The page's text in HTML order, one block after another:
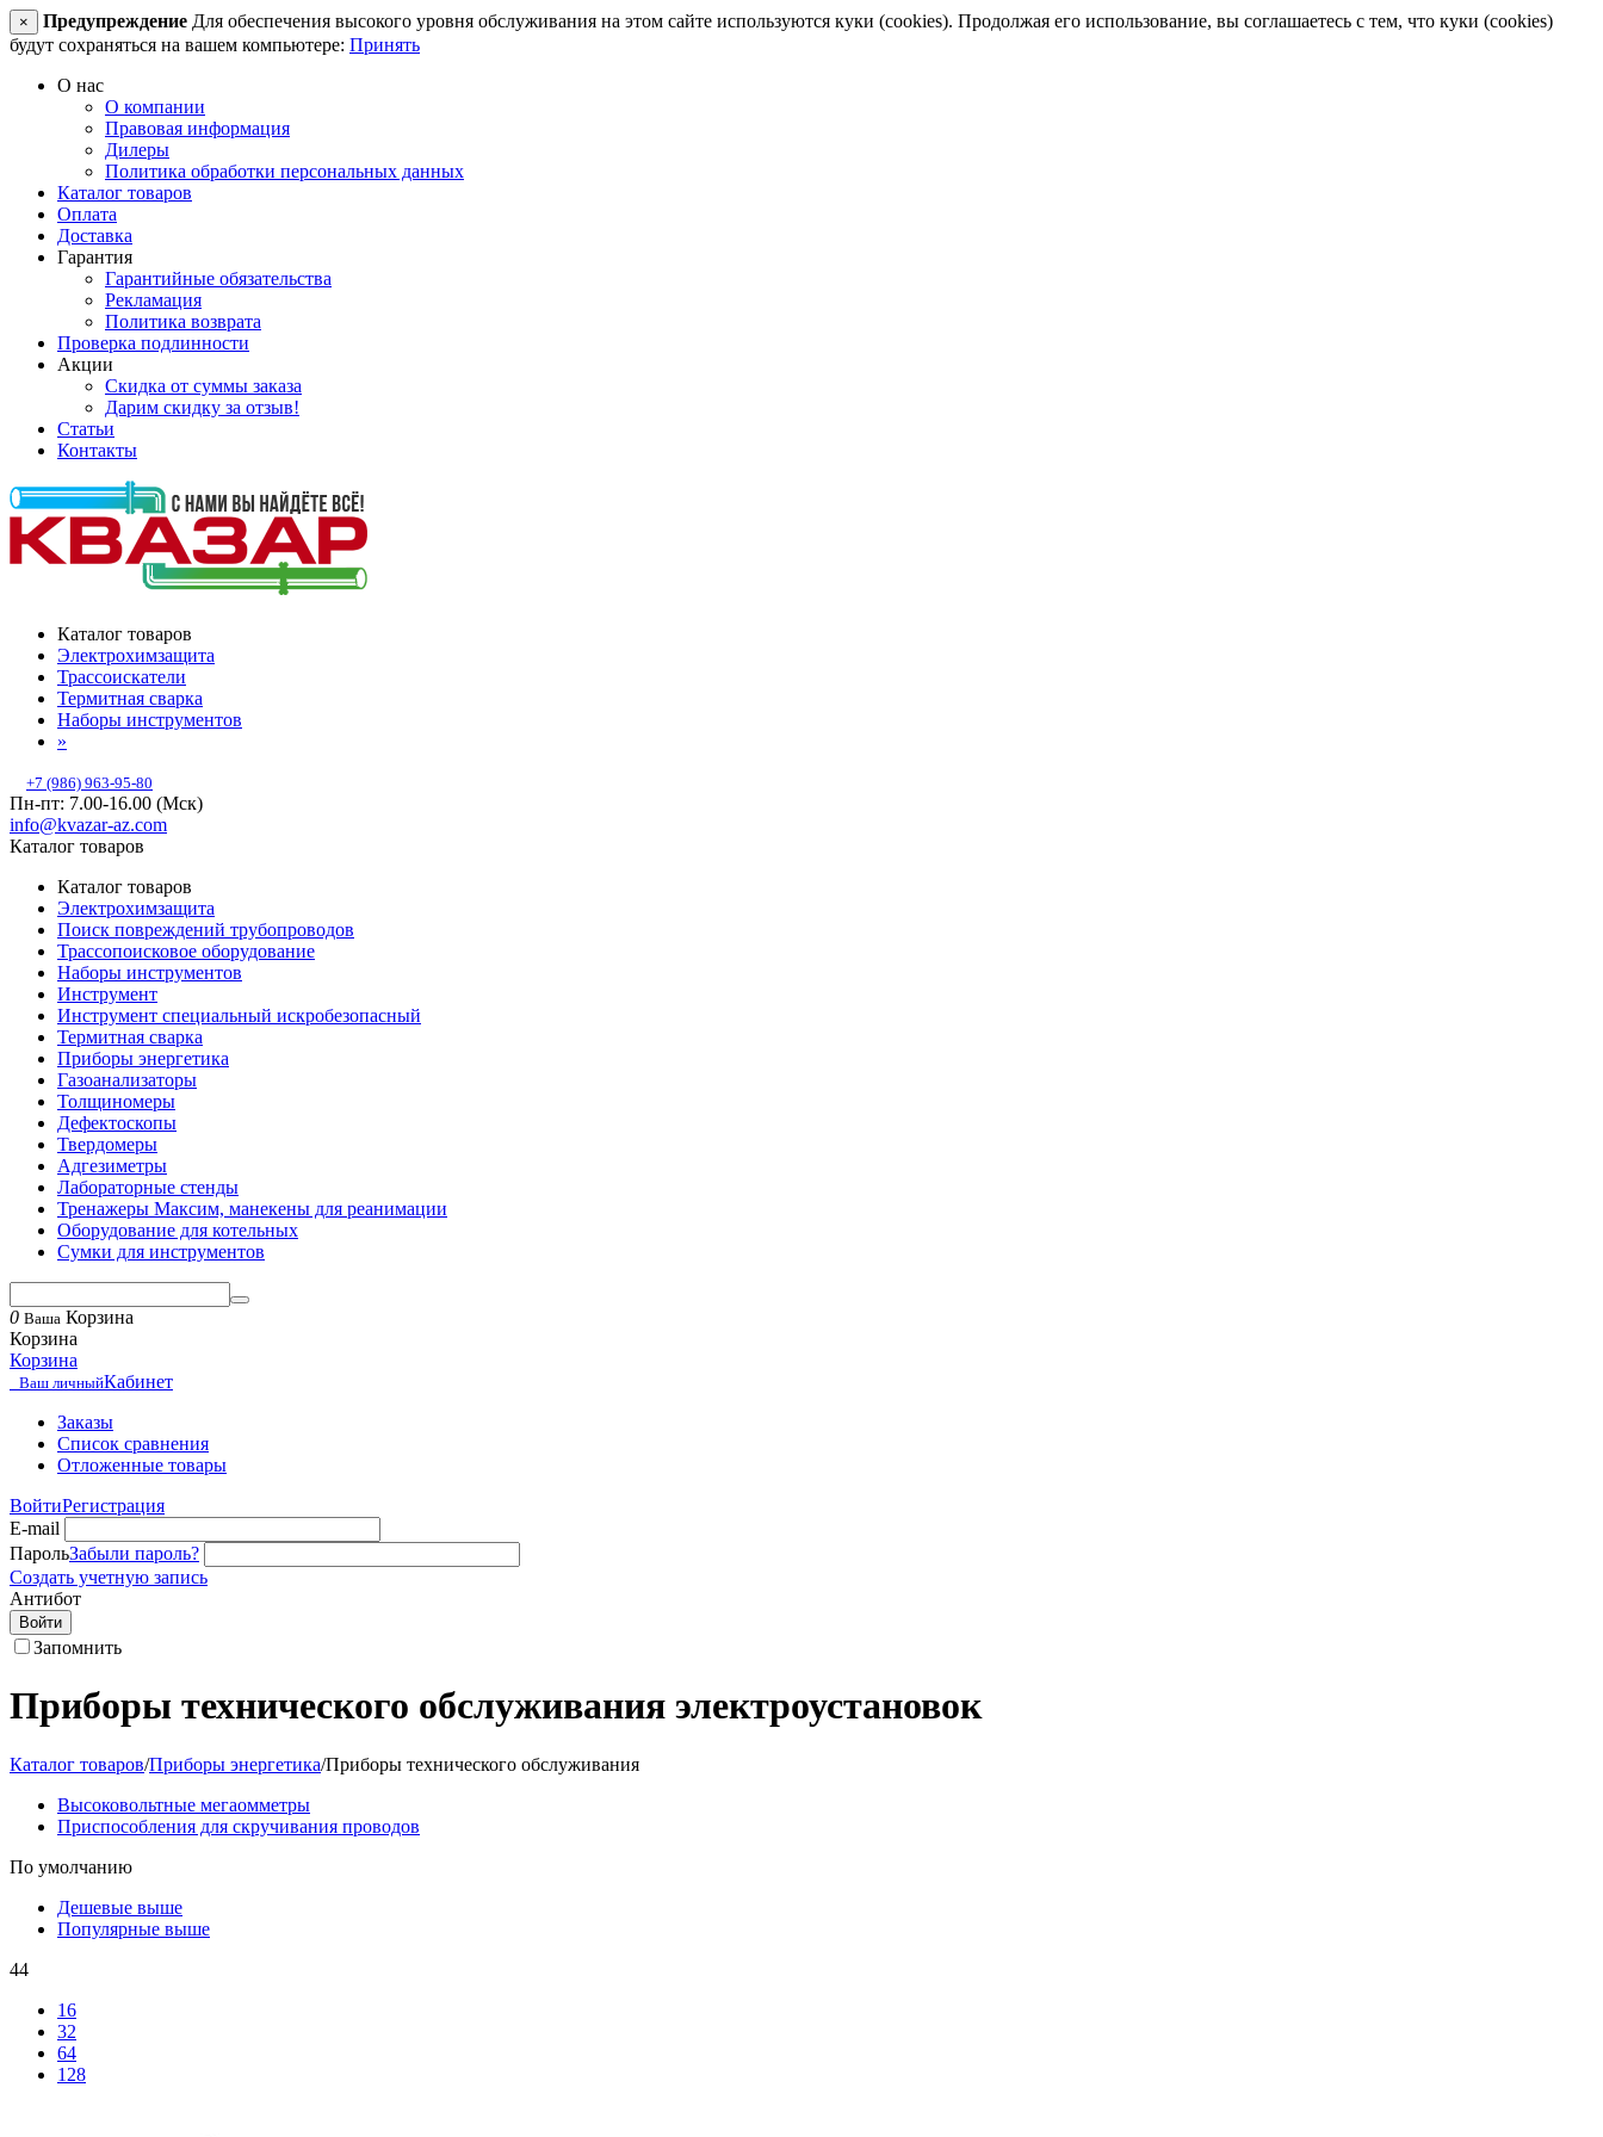
× Предупреждение Для обеспечения высокого уровня обслуживания на этом сайте используются куки (cookies). Продолжая его использование, вы соглашаетесь с тем, что куки (cookies)
будут сохраняться на вашем компьютере: Принять
О нас
О компании
Правовая информация
Дилеры
Политика обработки персональных данных
Каталог товаров
Оплата
Доставка
Гарантия
Гарантийные обязательства
Рекламация
Политика возврата
Проверка подлинности
Акции
Скидка от суммы заказа
Дарим скидку за отзыв!
Статьи
Контакты
Каталог товаров
Электрохимзащита
Трассоискатели
Термитная сварка
Наборы инструментов
»
+7 (986) 963-95-80
Пн-пт: 7.00-16.00 (Мск)
info@kvazar-az.com
Каталог товаров
Каталог товаров
Электрохимзащита
Поиск повреждений трубопроводов
Трассопоисковое оборудование
Наборы инструментов
Инструмент
Инструмент специальный искробезопасный
Термитная сварка
Приборы энергетика
Газоанализаторы
Толщиномеры
Дефектоскопы
Твердомеры
Адгезиметры
Лабораторные стенды
Тренажеры Максим, манекены для реанимации
Оборудование для котельных
Сумки для инструментов
0 Ваша Корзина
Корзина
Корзина
Ваш личныйКабинет
Заказы
Список сравнения
Отложенные товары
ВойтиРегистрация
E-mail
ПарольЗабыли пароль?
Создать учетную запись
Антибот
Войти
Запомнить
Приборы технического обслуживания электроустановок
Каталог товаров/Приборы энергетика/Приборы технического обслуживания
Высоковольтные мегаомметры
Приспособления для скручивания проводов
По умолчанию
Дешевые выше
Популярные выше
44
16
32
64
128